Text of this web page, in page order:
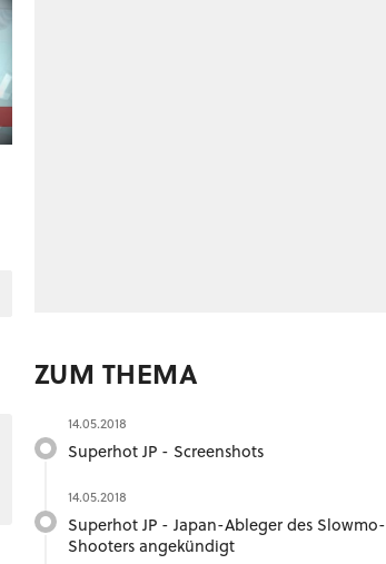
ZUM THEMA
14.05.2018
Superhot JP - Screenshots
14.05.2018
Superhot JP - Japan-Ableger des Slowmo-
Shooters angekündigt